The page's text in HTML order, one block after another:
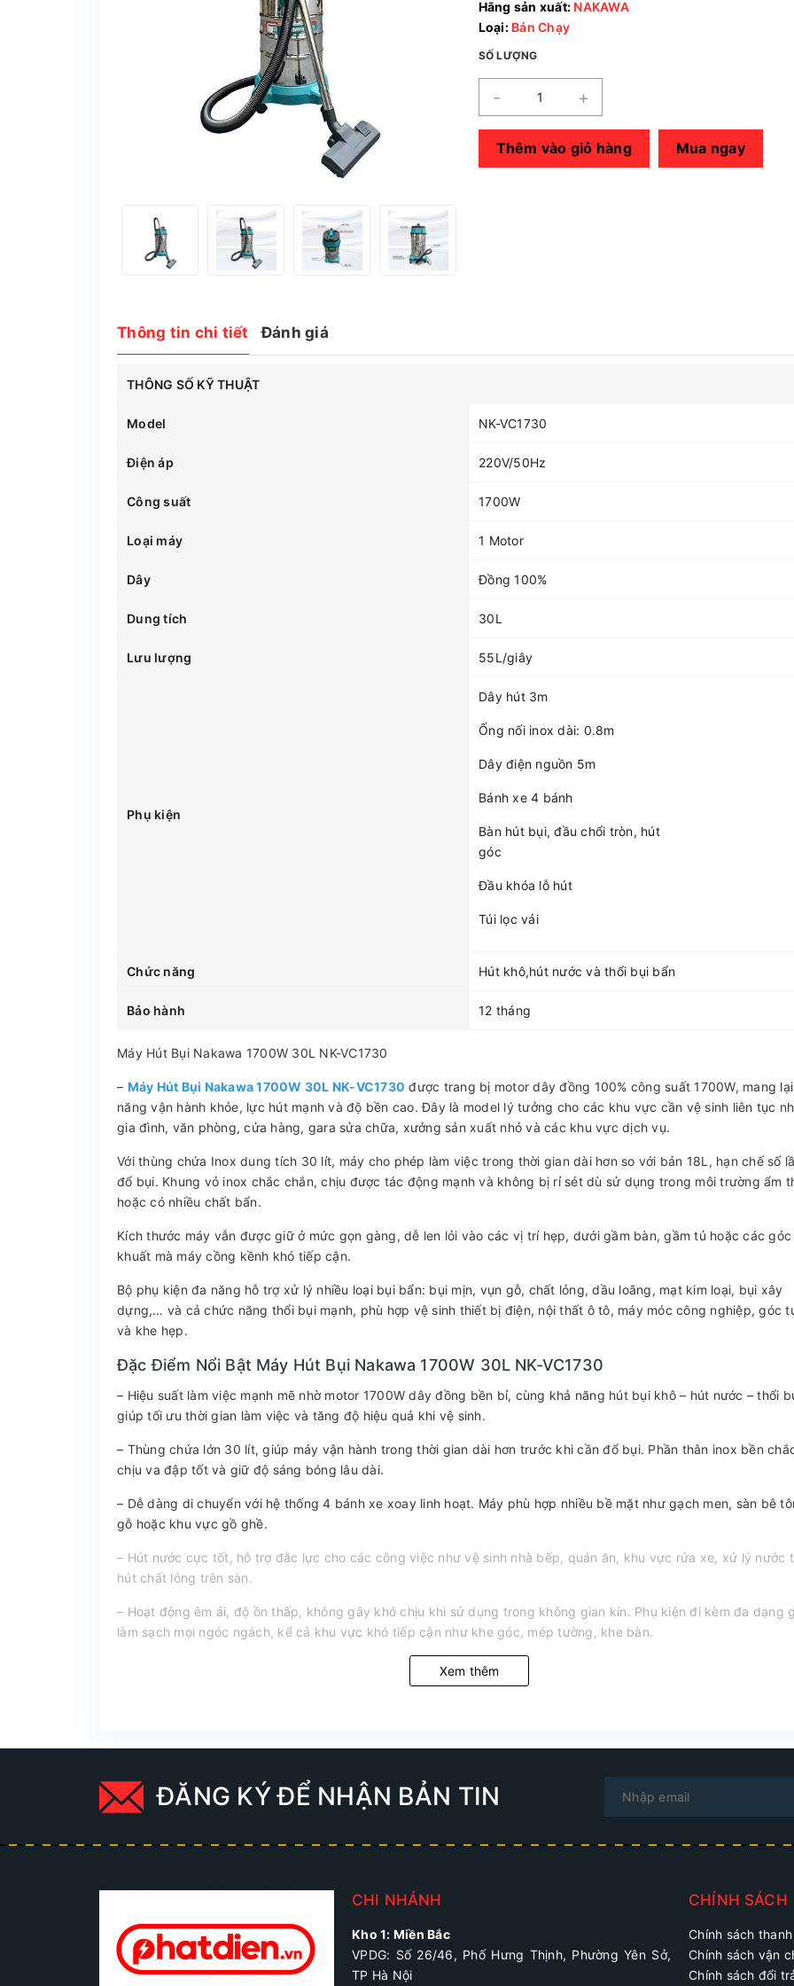
Hãng sản xuất: NAKAWA
Loại:Bán Chạy
SỐ LƯỢNG
- +
Thêm vào giỏ hàng Mua ngay
Thông tin chi tiết Đánh giá
THÔNG SỐ KỸ THUẬT
Model NK-VC1730
Điện áp 220V/50Hz
Công suất 1700W
Loại máy 1 Motor
Dây Đồng 100%
Dung tích 30L
Lưu lượng 55L/giây
Phụ kiện
Dây hút 3m
Ống nối inox dài: 0.8m
Dây điện nguồn 5m
Bánh xe 4 bánh
Bàn hút bụi, đầu chổi tròn, hút
góc
Đầu khóa lỗ hút
Túi lọc vải
Chức năng Hút khô,hút nước và thổi bụi bẩn
Bảo hành 12 tháng
Máy Hút Bụi Nakawa 1700W 30L NK-VC1730
– Máy Hút Bụi Nakawa 1700W 30L NK-VC1730 được trang bị motor dây đồng 100% công suất 1700W, mang
năng vận hành khỏe, lực hút mạnh và độ bền cao. Đây là model lý tưởng cho các khu vực cần vệ sinh liên tục
gia đình, văn phòng, cửa hàng, gara sửa chữa, xưởng sản xuất nhỏ và các khu vực dịch vụ.
Với thùng chứa Inox dung tích 30 lít, máy cho phép làm việc trong thời gian dài hơn so với bản 18L, hạn chế số
đổ bụi. Khung vỏ inox chắc chắn, chịu được tác động mạnh và không bị rỉ sét dù sử dụng trong môi trường ẩm
hoặc có nhiều chất bẩn.
Kích thước máy vẫn được giữ ở mức gọn gàng, dễ len lỏi vào các vị trí hẹp, dưới gầm bàn, gầm tủ hoặc các góc
khuất mà máy cồng kềnh khó tiếp cận.
Bộ phụ kiện đa năng hỗ trợ xử lý nhiều loại bụi bẩn: bụi mịn, vụn gỗ, chất lỏng, dầu loãng, mạt kim loại, bụi xây
dựng,… và cả chức năng thổi bụi mạnh, phù hợp vệ sinh thiết bị điện, nội thất ô tô, máy móc công nghiệp, góc
và khe hẹp.
Đặc Điểm Nổi Bật Máy Hút Bụi Nakawa 1700W 30L NK-VC1730
– Hiệu suất làm việc mạnh mẽ nhờ motor 1700W dây đồng bền bỉ, cùng khả năng hút bụi khô – hút nước – thổi
giúp tối ưu thời gian làm việc và tăng độ hiệu quả khi vệ sinh.
– Thùng chứa lớn 30 lít, giúp máy vận hành trong thời gian dài hơn trước khi cần đổ bụi. Phần thân inox bền
chịu va đập tốt và giữ độ sáng bóng lâu dài.
– Dễ dàng di chuyển với hệ thống 4 bánh xe xoay linh hoạt. Máy phù hợp nhiều bề mặt như gạch men, sàn bê
gỗ hoặc khu vực gồ ghề.
– Hút nước cực tốt, hỗ trợ đắc lực cho các công việc như vệ sinh nhà bếp, quán ăn, khu vực rửa xe, xử lý nước
hút chất lỏng trên sàn.
– Hoạt động êm ái, độ ồn thấp, không gây khó chịu khi sử dụng trong không gian kín. Phụ kiện đi kèm đa dạng
làm sạch mọi ngóc ngách, kể cả khu vực khó tiếp cận như khe góc, mép tường, khe bàn.
Xem thêm
ĐĂNG KÝ ĐỂ NHẬN BẢN TIN
CHI NHÁNH
Kho 1: Miền Bắc
VPDG: Số 26/46, Phố Hưng Thịnh, Phường Yên Sở,
TP Hà Nội
CHÍNH SÁCH
Chính sách
Chính sách vận
Chính sách đổi